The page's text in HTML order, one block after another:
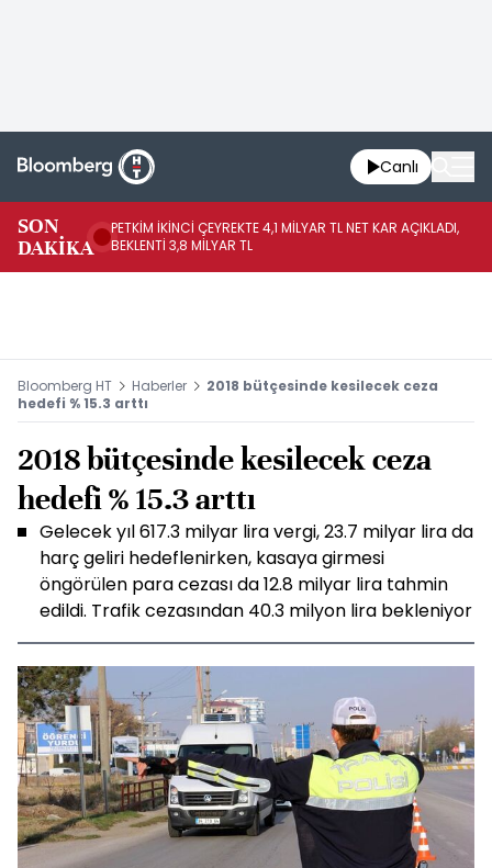
Canlı
SON
DAKİKA
PETKİM İKİNCİ ÇEYREKTE 4,1 MİLYAR TL NET KAR AÇIKLADI,
BEKLENTİ 3,8 MİLYAR TL
Bloomberg HT Haberler
2018 bütçesinde kesilecek ceza
hedefi % 15.3 arttı
2018 bütçesinde kesilecek ceza
hedefi % 15.3 arttı
Gelecek yıl 617.3 milyar lira vergi, 23.7 milyar lira da
harç geliri hedeflenirken, kasaya girmesi
öngörülen para cezası da 12.8 milyar lira tahmin
edildi. Trafik cezasından 40.3 milyon lira bekleniyor